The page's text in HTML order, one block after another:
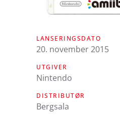
LANSERINGSDATO
20. november 2015
UTGIVER
Nintendo
DISTRIBUTØR
Bergsala